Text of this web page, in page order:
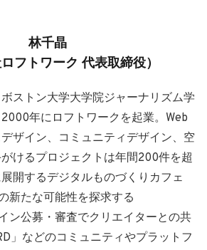
林千晶
ロフトワーク 代表取締役）
ストン大学大学院ジャーナリズム学
年にロフトワークを起業。Web
ザイン、コミュニティデザイン、空
けるプロジェクトは年間200件を超
開するデジタルものづくりカフェ
新たな可能性を探求する
ン公募・審査でクリエイターとの共
」などのコミュニティやプラットフ